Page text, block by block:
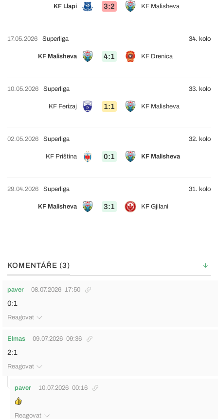
KF Llapi 3:2 KF Malisheva
17.05.2026
KF Malisheva 4:1 KF Drenica
Superliga 34. kolo
10.05.2026
KF Ferizaj 1:1 KF Malisheva
Superliga 33. kolo
02.05.2026
KF Priština 0:1 KF Malisheva
Superliga 32. kolo
29.04.2026
KF Malisheva 3:1 KF Gjilani
Superliga 31. kolo
KOMENTÁŘE (3)
paver 08.07.2026 17:50
0:1
Reagovat
Elmas 09.07.2026 09:36
2:1
Reagovat
paver 10.07.2026 00:16
Reagovat